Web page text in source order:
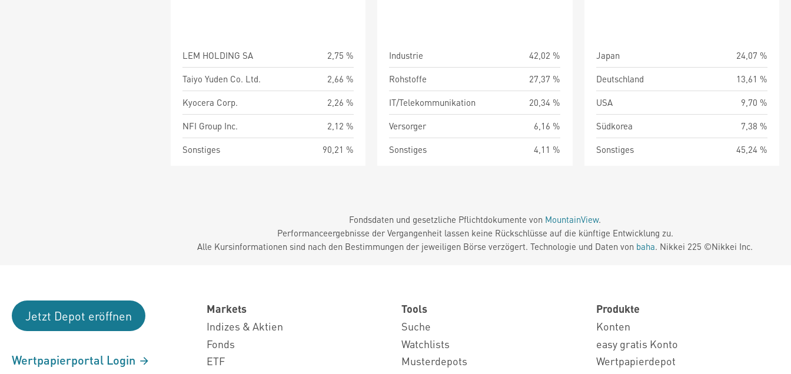
LEM HOLDING SA
2,75 %
Taiyo Yuden Co. Ltd.
2,66 %
Kyocera Corp.
2,26 %
NFI Group Inc.
2,12 %
Sonstiges
90,21 %
Industrie
42,02 %
Rohstoffe
27,37 %
IT/Telekommunikation
20,34 %
Versorger
6,16 %
Sonstiges
4,11 %
Japan
24,07 %
Deutschland
13,61 %
USA
9,70 %
Südkorea
7,38 %
Sonstiges
45,24 %
Fondsdaten und gesetzliche Pflichtdokumente von MountainView.
Performanceergebnisse der Vergangenheit lassen keine Rückschlüsse auf die künftige Entwicklung zu.
Alle Kursinformationen sind nach den Bestimmungen der jeweiligen Börse verzögert. Technologie und Daten von baha. Nikkei 225 ©Nikkei Inc.
Jetzt Depot eröffnen
Wertpapierportal Login
Markets
Indizes & Aktien
Fonds
ETF
Tools
Suche
Watchlists
Musterdepots
Produkte
Konten
easy gratis Konto
Wertpapierdepot